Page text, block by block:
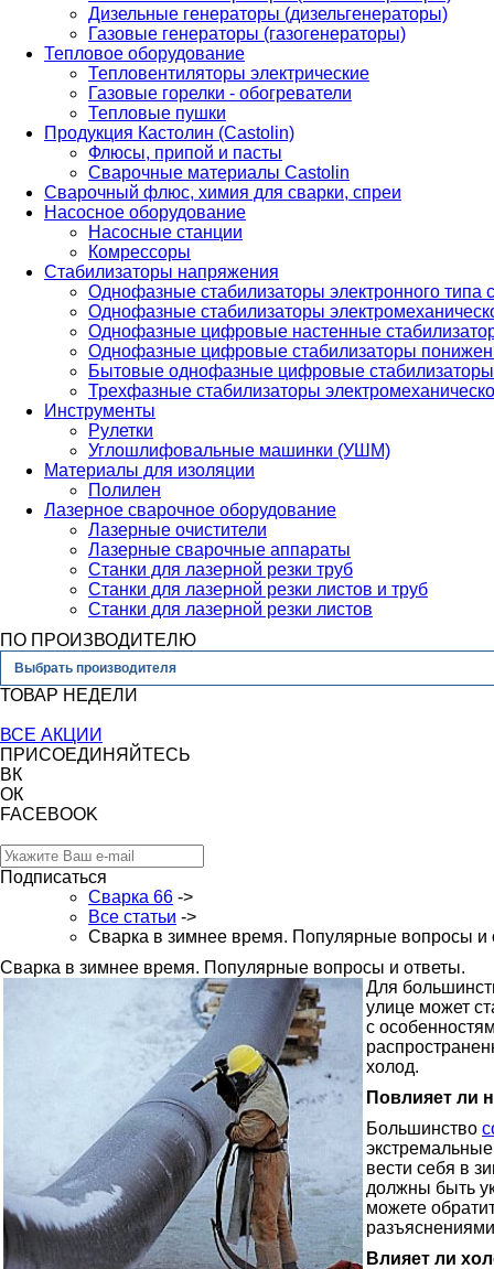
Дизельные генераторы (дизельгенераторы)
Газовые генераторы (газогенераторы)
Тепловое оборудование
Тепловентиляторы электрические
Газовые горелки - обогреватели
Тепловые пушки
Продукция Кастолин (Castolin)
Флюсы, припой и пасты
Сварочные материалы Castolin
Сварочный флюс, химия для сварки, спреи
Насосное оборудование
Насосные станции
Комрессоры
Стабилизаторы напряжения
Однофазные стабилизаторы электронного
Однофазные стабилизаторы
Однофазные цифровые настенные
Однофазные цифровые стабилизаторы
Бытовые однофазные цифровые стабилизаторы
Трехфазные стабилизаторы
Инструменты
Рулетки
Углошлифовальные машинки (УШМ)
Материалы для изоляции
Полилен
Лазерное сварочное оборудование
Лазерные очистители
Лазерные сварочные аппараты
Станки для лазерной резки труб
Станки для лазерной резки листов и труб
Станки для лазерной резки листов
ПО ПРОИЗВОДИТЕЛЮ
Выбрать производителя
ТОВАР НЕДЕЛИ
ВСЕ АКЦИИ
ПРИСОЕДИНЯЙТЕСЬ
ВК
ОК
FACEBOOK
Подписаться
Сварка 66 ->
Все статьи ->
Сварка в зимнее время. Популярные вопросы и
Сварка в зимнее время. Популярные вопросы и ответы.
Для
улице может
с
холод.
Повлияет ли
Большинство
вести себя в
должны быть
можете
Влияет ли